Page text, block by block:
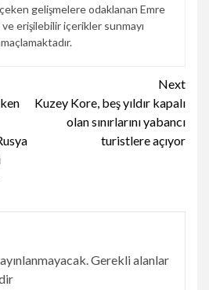
gelişmelere odaklanan Emre
ve erişilebilir içerikler sunmayı
Next
Kuzey Kore, beş yıldır kapalı
olan sınırlarını yabancı
turistlere açıyor
Gerekli alanlar